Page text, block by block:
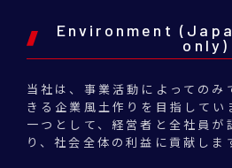
Environment
only)
当社は、事業活動によってのみ
きる企業風土作りを目指してい
一つとして、経営者と全社員が
り、社会全体の利益に貢献しま